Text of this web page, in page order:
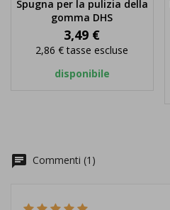
Spugna per la pulizia della
gomma DHS
Prezzo
3,49 €
2,86 €tasse escluse
disponibile
chat Commenti (1)